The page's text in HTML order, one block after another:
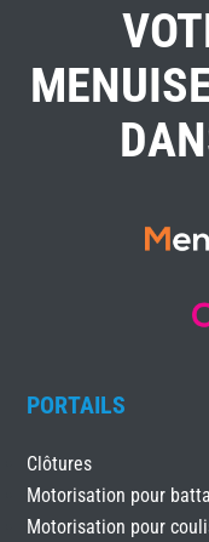
PORTAILS
Clôtures
Motorisation pour
Motorisation pour